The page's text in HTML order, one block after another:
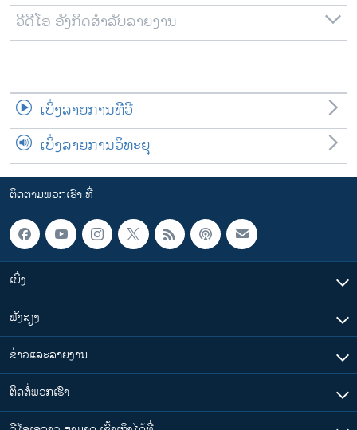
ວີດີໂອ ອັງກິດສຳລັບລາຍງານ
ເບິ່ງລາຍການທີວີ
ເບິ່ງລາຍການວິທະຍຸ
ຕິດຕາມພວກເຮົາ ທີ່
ເບິ່ງ
ຟັງສຽງ
ຂ່າວແລະລາຍງານ
ຕິດຕໍ່ພວກເຮົາ